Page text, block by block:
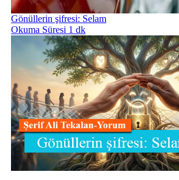
Gönüllerin şifresi: Selam
Okuma Süresi 1 dk